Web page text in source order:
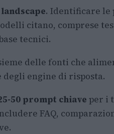
. Identificare le
citano, comprese
tecnici.
delle fonti che
engine di risposta.
50 prompt chiave per i
FAQ,